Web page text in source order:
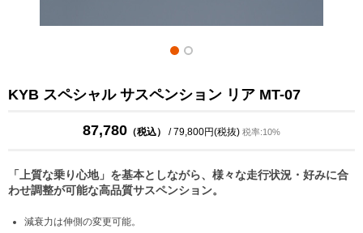
KYB スペシャル サスペンション リア MT-07
87,780 （税込） / 79,800円(税抜) 税率:10%
「上質な乗り心地」を基本としながら、様々な走行状況・好みに合
わせ調整が可能な高品質サスペンション。
減衰力は伸側の変更可能。